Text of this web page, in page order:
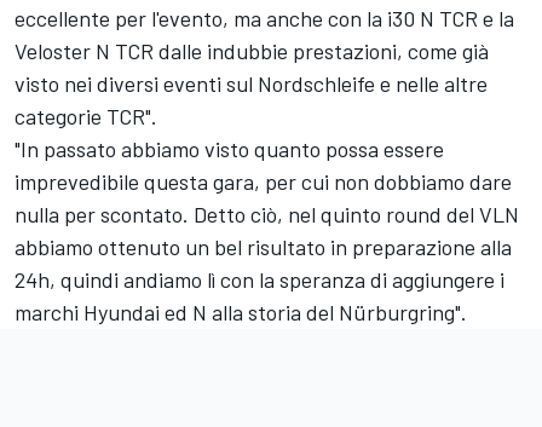
eccellente per l'evento, ma anche con la i30 N TCR e la
Veloster N TCR dalle indubbie prestazioni, come già
visto nei diversi eventi sul Nordschleife e nelle altre
categorie TCR".
"In passato abbiamo visto quanto possa essere
imprevedibile questa gara, per cui non dobbiamo dare
nulla per scontato. Detto ciò, nel quinto round del VLN
abbiamo ottenuto un bel risultato in preparazione alla
24h, quindi andiamo lì con la speranza di aggiungere i
marchi Hyundai ed N alla storia del Nürburgring".